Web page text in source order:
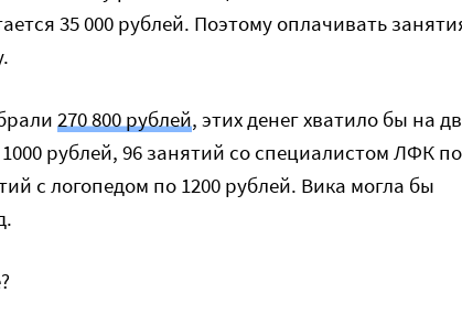
35 000 рублей. Поэтому оплачивать
270 800 рублей, этих денег хватило бы на
рублей, 96 занятий со специалистом ЛФК по
с логопедом по 1200 рублей. Вика могла бы